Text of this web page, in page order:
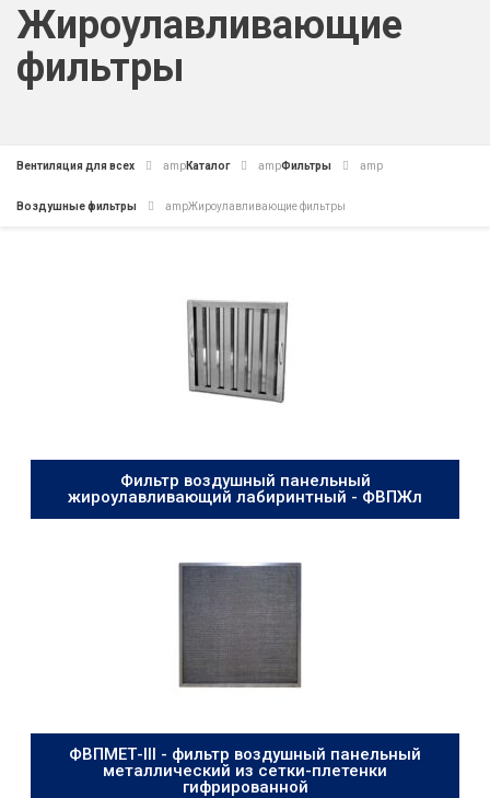
Жироулавливающие
фильтры
Вентиляция для всех ampКаталог ampФильтры amp
Воздушные фильтры ampЖироулавливающие фильтры
Фильтр воздушный панельный
жироулавливающий лабиринтный - ФВПЖл
ФВПМЕТ-III - фильтр воздушный панельный
металлический из сетки-плетенки
гифрированной